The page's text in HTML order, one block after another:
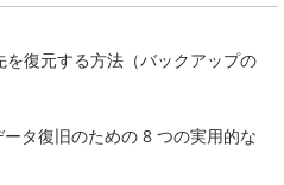
復元する方法（バックアップの
タ復旧のための 8 つの実用的な